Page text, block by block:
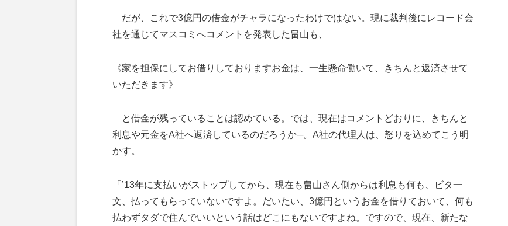
だが、これで3億円の借金がチャラになったわけではない。現に裁判後にレコード会
社を通じてマスコミへコメントを発表した畠山も、
《家を担保にしてお借りしておりますお金は、一生懸命働いて、きちんと返済させて
いただきます》
と借金が残っていることは認めている。では、現在はコメントどおりに、きちんと
利息や元金をA社へ返済しているのだろうか─。A社の代理人は、怒りを込めてこう明
かす。
「’13年に支払いがストップしてから、現在も畠山さん側からは利息も何も、ビタ一
文、払ってもらっていないですよ。だいたい、3億円というお金を借りておいて、何も
払わずタダで住んでいいという話はどこにもないですよね。ですので、現在、新たな